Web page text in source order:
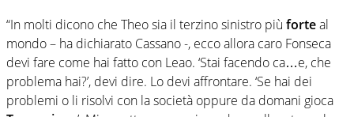
“In molti dicono che Theo sia il terzino sinistro più forteal
mondo – ha dichiarato Cassano -, ecco allora caro Fonseca
devi fare come hai fatto con Leao. ‘Stai facendo ca…e, che
problema hai?’, devi dire. Lo devi affrontare. ‘Se hai dei
problemi o li risolvi con la società oppure da domani gioca